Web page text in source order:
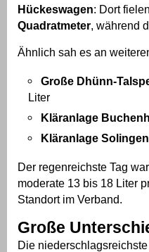
Hückeswagen: Dort
Quadratmeter, während
Ähnlich sah es an
Große Dhünn-
Liter
Kläranlage
Kläranlage
Der regenreichste Tag
moderate 13 bis 18 Liter
Standort im Verband.
Große
Die